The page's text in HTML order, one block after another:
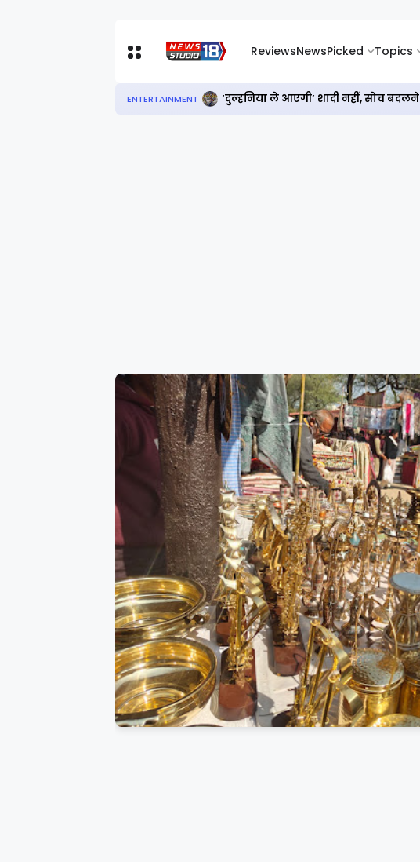
ReviewsNewsPicked Topics
ENTERTAINMENT ‘दुल्हनिया ले आएगी’ शादी नहीं, सोच